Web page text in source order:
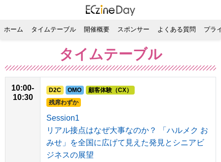
ホーム タイムテーブル 開催概要 スポンサー よくある質問 プラ
タイムテーブル
10:00-
10:30
D2C OMO
顧客体験（CX）
残席わずか
Session1
リアル接点はなぜ大事なのか？ 「ハルメク お
みせ」を全国に広げて見えた発見とシニアビ
ジネスの展望